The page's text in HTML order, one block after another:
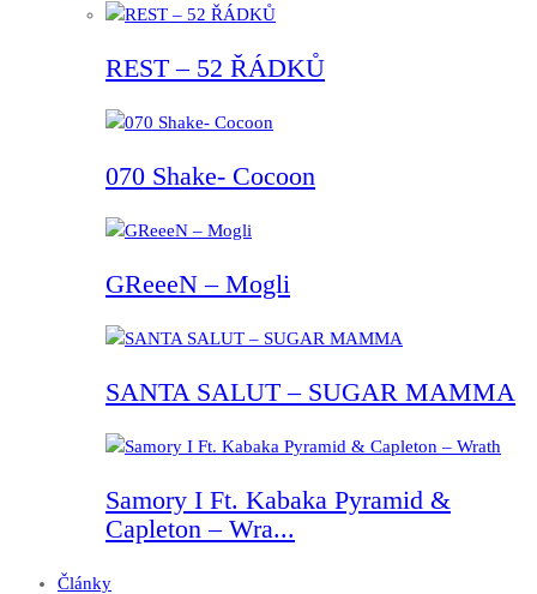
REST – 52 ŘÁDKŮ
070 Shake- Cocoon
GReeeN – Mogli
SANTA SALUT – SUGAR MAMMA
Samory I Ft. Kabaka Pyramid &
Capleton – Wra...
Články